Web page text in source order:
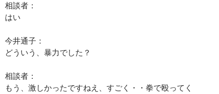
相談者：
はい
今井通子：
どういう、暴力でした？
相談者：
もう、激しかったですねえ、すごく・・拳で殴ってく